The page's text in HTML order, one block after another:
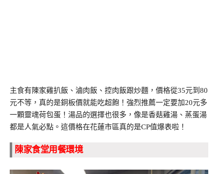
主食有陳家雞扒飯、滷肉飯、控肉飯跟炒麵，價格從35元到80
元不等，真的是銅板價就能吃超飽！強烈推薦一定要加20元多
一顆靈魂荷包蛋！湯品的選擇也很多，像是香菇雞湯、蒸蛋湯
都是人氣必點。這價格在花蓮市區真的是CP值爆表啦！
陳家食堂用餐環境